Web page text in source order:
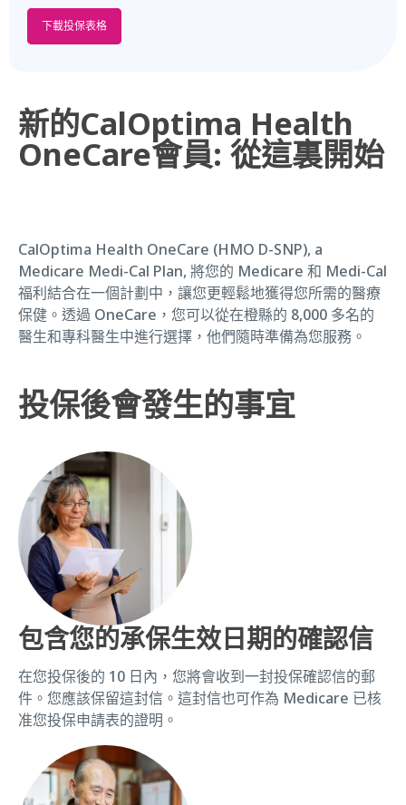
下載投保表格
新的CalOptima Health
OneCare會員: 從這裏開始
CalOptima Health OneCare (HMO D-SNP), a
Medicare Medi-Cal Plan, 將您的 Medicare 和 Medi-Cal
福利結合在一個計劃中，讓您更輕鬆地獲得您所需的醫療
保健。透過 OneCare，您可以從在橙縣的 8,000 多名的
醫生和專科醫生中進行選擇，他們隨時準備為您服務。
投保後會發生的事宜
包含您的承保生效日期的確認信
在您投保後的 10 日內，您將會收到一封投保確認信的郵
件。您應該保留這封信。這封信也可作為 Medicare 已核
准您投保申請表的證明。